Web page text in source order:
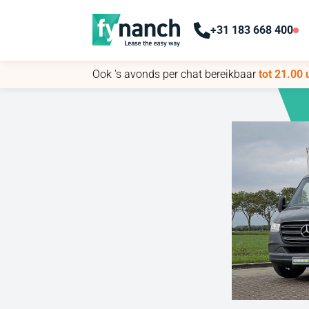
+31 183 668 400
Ook 's avonds per chat bereikbaartot 21.00
+31 183 668 400
Ook 's avonds per chat bereikbaartot 21.00